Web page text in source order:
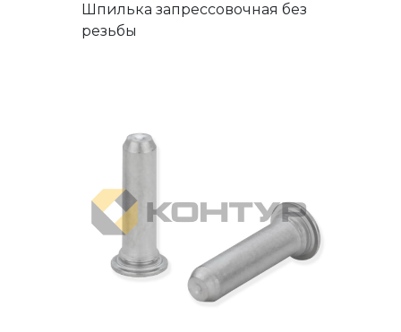
Шпилька запрессовочная без
резьбы